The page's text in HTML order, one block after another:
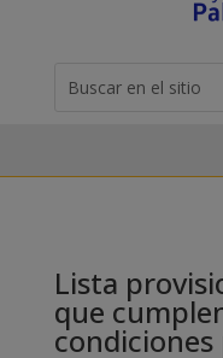
for...
Lista
que